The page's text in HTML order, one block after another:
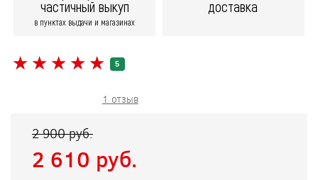
частичный выкуп
в пунктах выдачи и магазинах
доставка
★ ★ ★ ★ ★
★ ★ ★ ★ ★ 5
1 отзыв
2 900 pуб.
2 610 pуб.